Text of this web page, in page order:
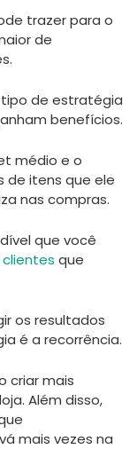
trazer para o
de
de estratégia
benefícios.
médio e o
itens que ele
nas compras.
que você
que
os resultados
é a recorrência.
criar mais
Além disso,
mais vezes na